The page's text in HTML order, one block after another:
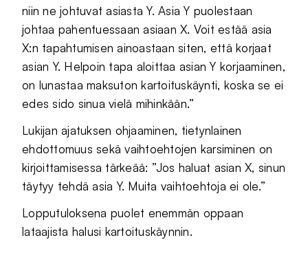
niin ne johtuvat asiasta Y. Asia Y puolestaan
johtaa pahentuessaan asiaan X. Voit estää asia
X:n tapahtumisen ainoastaan siten, että korjaat
asian Y. Helpoin tapa aloittaa asian Y korjaaminen,
on lunastaa maksuton kartoituskäynti, koska se ei
edes sido sinua vielä mihinkään.”
Lukijan ajatuksen ohjaaminen, tietynlainen
ehdottomuus sekä vaihtoehtojen karsiminen on
kirjoittamisessa tärkeää: ”Jos haluat asian X, sinun
täytyy tehdä asia Y. Muita vaihtoehtoja ei ole.”
Lopputuloksena puolet enemmän oppaan
lataajista halusi kartoituskäynnin.